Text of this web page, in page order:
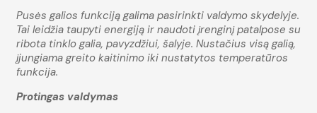
Pusės galios funkciją galima pasirinkti valdymo skydelyje.
Tai leidžia taupyti energiją ir naudoti įrenginį patalpose su
ribota tinklo galia, pavyzdžiui, šalyje. Nustačius visą galią,
įjungiama greito kaitinimo iki nustatytos temperatūros
funkcija.
Protingas valdymas